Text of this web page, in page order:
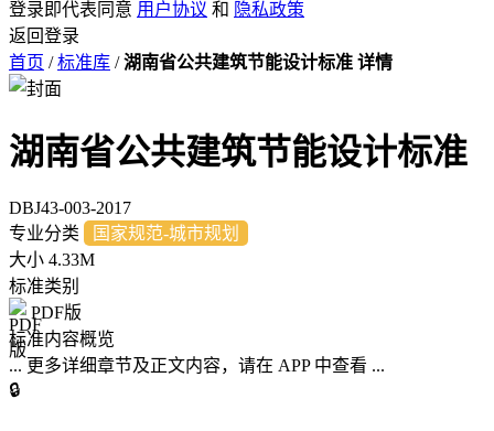
登录即代表同意 用户协议 和 隐私政策
返回登录
首页 / 标准库 / 湖南省公共建筑节能设计标准 详情
湖南省公共建筑节能设计标准
DBJ43-003-2017
专业分类
国家规范-城市规划
大小 4.33M
标准类别
PDF版
标准内容概览
... 更多详细章节及正文内容，请在 APP 中查看 ...
🔒